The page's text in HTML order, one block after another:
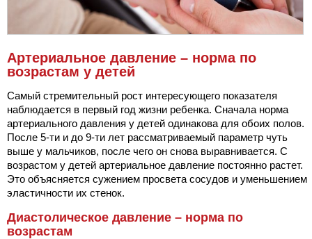
Артериальное давление – норма по
возрастам у детей
Самый стремительный рост интересующего показателя
наблюдается в первый год жизни ребенка. Сначала норма
артериального давления у детей одинакова для обоих полов.
После 5-ти и до 9-ти лет рассматриваемый параметр чуть
выше у мальчиков, после чего он снова выравнивается. С
возрастом у детей артериальное давление постоянно растет.
Это объясняется сужением просвета сосудов и уменьшением
эластичности их стенок.
Диастолическое давление – норма по
возрастам